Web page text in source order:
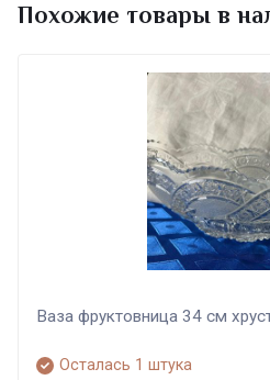
Похожие товары в
Ваза фруктовница 34 см
Осталась 1 штука